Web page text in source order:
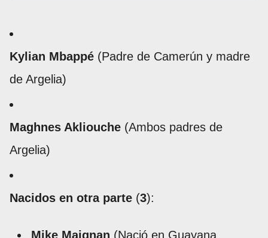
Kylian Mbappé (Padre de Camerún y madre
de Argelia)
Maghnes Akliouche (Ambos padres de
Argelia)
Nacidos en otra parte (3):
Mike Maignan (Nació en Guayana